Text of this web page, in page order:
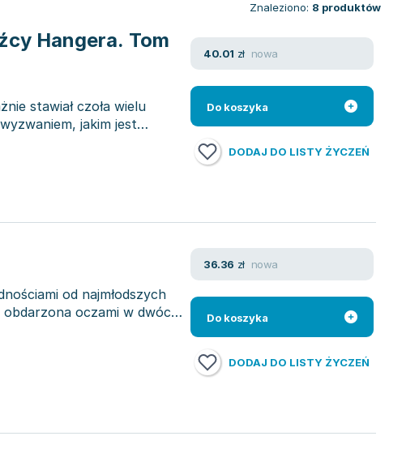
Znaleziono: 8 produktów
Hangera. Tom
stawiał czoła wielu
jakim jest
40.01 zł nowa
Do koszyka
DODAJ DO LISTY ŻYCZEŃ
od najmłodszych
oczami w dwóch
36.36 zł nowa
Do koszyka
DODAJ DO LISTY ŻYCZEŃ